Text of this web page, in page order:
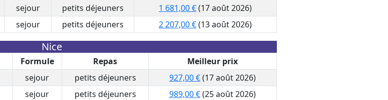
sejour petits déjeuners 1 681,00 €(17 août 2026)
sejour petits déjeuners 2 207,00 €(13 août 2026)
Nice
Formule Repas
Meilleur prix
sejour petits déjeuners 927,00 €(17 août 2026)
sejour petits déjeuners 989,00 €(25 août 2026)